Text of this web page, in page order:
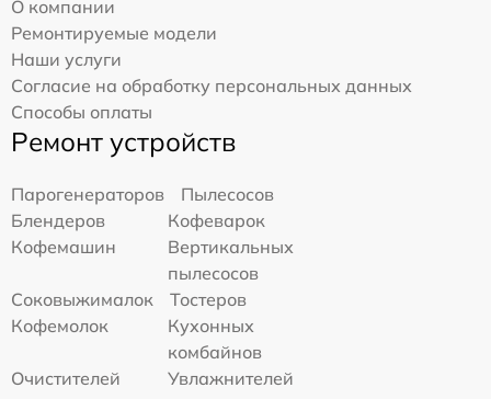
О компании
Ремонтируемые модели
Наши услуги
Согласие на обработку персональных данных
Способы оплаты
Ремонт устройств
Парогенераторов
Пылесосов
Блендеров
Кофеварок
Кофемашин
Вертикальных
пылесосов
Соковыжималок
Тостеров
Кофемолок
Кухонных
комбайнов
Очистителей
Увлажнителей